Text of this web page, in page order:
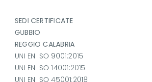
SEDI CERTIFICATE
GUBBIO
REGGIO CALABRIA
UNI EN ISO 9001:2015
UNI EN ISO 14001:2015
UNI EN ISO 45001:2018